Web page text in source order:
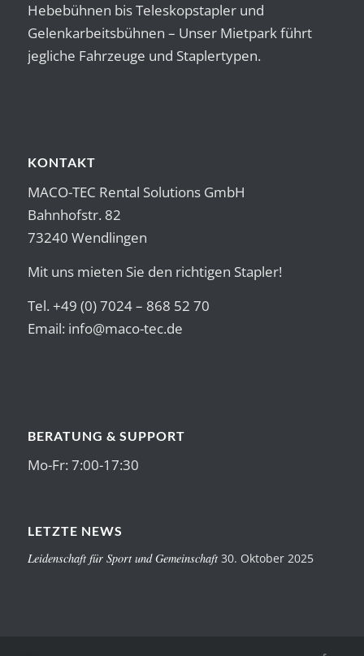
Hebebühnen bis Teleskopstapler und
Gelenkarbeitsbühnen – Unser Mietpark führt
jegliche Fahrzeuge und Staplertypen.
KONTAKT
MACO-TEC Rental Solutions GmbH
Bahnhofstr. 82
73240 Wendlingen
Mit uns mieten Sie den richtigen Stapler!
Tel. +49 (0) 7024 – 868 52 70
Email: info@maco-tec.de
BERATUNG & SUPPORT
Mo-Fr: 7:00-17:30
LETZTE NEWS
Leidenschaft für Sport und Gemeinschaft 30. Oktober 2025